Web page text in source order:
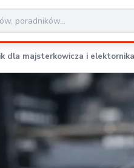
dla majsterkowicza i elektornika